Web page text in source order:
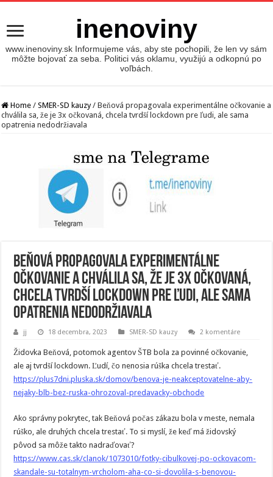
inenoviny
www.inenoviny.sk Informujeme vás, aby ste pochopili, že len vy sám
môžte bojovať za seba. Politici vás oklamu, využijú a odkopnú po
voľbách.
Home / SMER-SD kauzy / Beňová propagovala experimentálne očkovanie a
chválila sa, že je 3x očkovaná, chcela tvrdší lockdown pre ľudi, ale sama
opatrenia nedodržiavala
Beňová propagovala experimentálne
očkovanie a chválila sa, že je 3x očkovaná,
chcela tvrdší lockdown pre ľudi, ale sama
opatrenia nedodržiavala
jj 18 decembra, 2023 SMER-SD kauzy 2 komentáre
Židovka Beňová, potomok agentov ŠTB bola za povinné očkovanie,
ale aj tvrdší lockdown. Ľudí, čo nenosia rúška chcela trestať.
https://plus7dni.pluska.sk/domov/benova-je-neakceptovatelne-aby-
nejaky-blb-bez-ruska-ohrozoval-predavacky-obchode
Ako správny pokrytec, tak Beňová počas zákazu bola v meste, nemala
rúško, ale druhých chcela trestať. To si myslí, že keď má židovský
pôvod sa môže takto nadraďovať?
https://www.cas.sk/clanok/1073010/fotky-cibulkovej-po-ockovacom-
skandale-su-totalnym-vrcholom-aha-co-si-dovolila-s-benovou-